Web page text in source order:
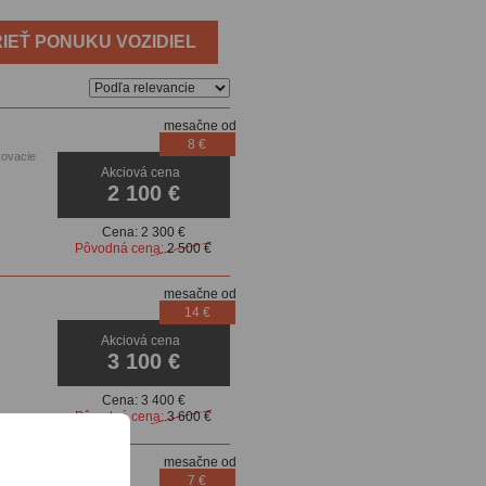
PONUKU VOZIDIEL
Akciová cena
2 100 €
mesačne od
8 €
Cena:2 300 €
Pôvodná cena:2 500 €
Akciová cena
3 100 €
mesačne od
14 €
Cena:3 400 €
Pôvodná cena:3 600 €
mesačne od
7 €